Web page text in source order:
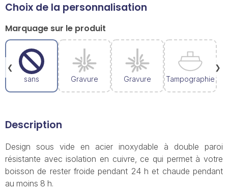
Choix de la personnalisation
Marquage sur le produit
sans Gravure Gravure Tampographie
❯
❮
Description
Design sous vide en acier inoxydable à double paroi
résistante avec isolation en cuivre, ce qui permet à votre
boisson de rester froide pendant 24 h et chaude pendant
au moins 8 h.